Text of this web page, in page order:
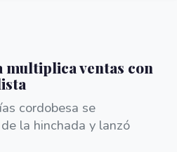
multiplica ventas con
cordobesa se
la hinchada y lanzó